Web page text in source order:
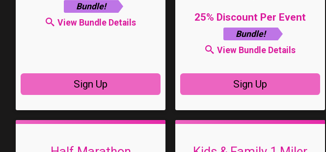
Bundle!
View Bundle Details
Sign Up
25% Discount Per Event
Bundle!
View Bundle Details
Sign Up